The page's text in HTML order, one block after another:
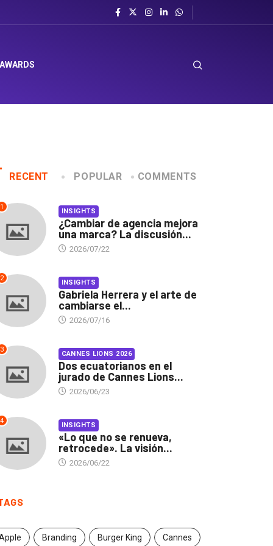
en Corporación Favorita
RECENT POPULAR COMMENTS
1 INSIGHTS
¿Cambiar de agencia mejora
una marca? La discusión...
2026/07/22
2 INSIGHTS
Gabriela Herrera y el arte de
cambiarse el...
2026/07/16
3 CANNES LIONS 2026
Dos ecuatorianos en el
jurado de Cannes Lions...
2026/06/23
4 INSIGHTS
«Lo que no se renueva,
retrocede». La visión...
2026/06/22
Branding Burger King Cannes